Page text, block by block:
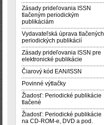
Zásady prideľovania ISSN
tlačeným periodickým
publikáciám
Vydavateľská úprava tlačených
periodických publikácií
Zásady prideľovania ISSN pre
elektronické publikácie
Čiarový kód EAN/ISSN
Povinné výtlačky
Žiadosť: Periodické publikácie
tlačené
Žiadosť: Periodické publikácie
na CD-ROM-e, DVD a pod.